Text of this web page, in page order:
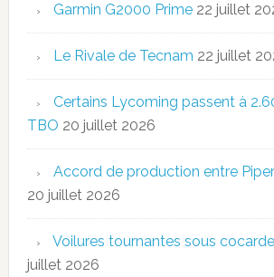
Garmin G2000 Prime 22 juillet
Le Rivale de Tecnam 22 juillet
Certains Lycoming passent à
TBO 20 juillet 2026
Accord de production entre
20 juillet 2026
Voilures tournantes sous
juillet 2026